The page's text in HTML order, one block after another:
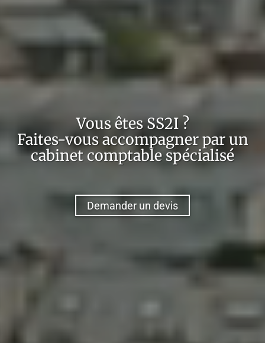
Vous êtesSS2I?
Faites-vous accompagner par un
cabinet comptable spécialisé
Demander un devis